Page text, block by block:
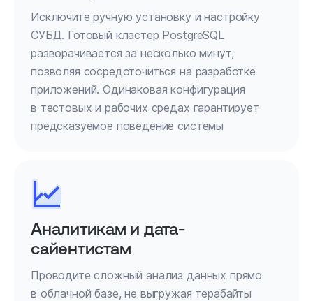
Исключите ручную установку и настройку
СУБД. Готовый кластер PostgreSQL
разворачивается за несколько минут,
позволяя сосредоточиться на разработке
приложений. Одинаковая конфигурация
в тестовых и рабочих средах гарантирует
предсказуемое поведение системы
Аналитикам и дата-
сайентистам
Проводите сложный анализ данных прямо
в облачной базе, не выгружая терабайты